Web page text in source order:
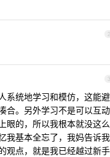
2
3
系统地学习和模仿，这能避
合。另外学习不是可以互动
眼的，所以我根本就没这么
我基本全忘了，我妈告诉我
观点，就是我已经越过新手